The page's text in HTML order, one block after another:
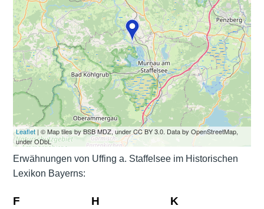
Leaflet| © Map tiles by BSB MDZ, under CC BY 3.0. Data by OpenStreetMap,
under ODbL
Erwähnungen von Uffing a. Staffelsee im Historischen
Lexikon Bayerns:
F H K